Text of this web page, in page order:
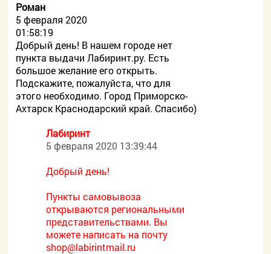
Роман
5 февраля 2020
01:58:19
Добрый день! В нашем городе нет
пункта выдачи Лабиринт.ру. Есть
большое желание его открыть.
Подскажите, пожалуйста, что для
этого необходимо. Город Приморско-
Ахтарск Краснодарский край. Спасибо)
Лабиринт
5 февраля 2020 13:39:44
Добрый день!
Пункты самовывоза
открываются региональными
представительствами. Вы
можете написать на почту
shop@labirintmail.ru